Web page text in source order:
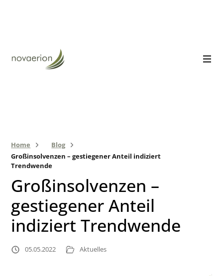
Home
Blog
Großinsolvenzen – gestiegener Anteil indiziert
Trendwende
Großinsolvenzen –
gestiegener Anteil
indiziert Trendwende
05.05.2022 Aktuelles